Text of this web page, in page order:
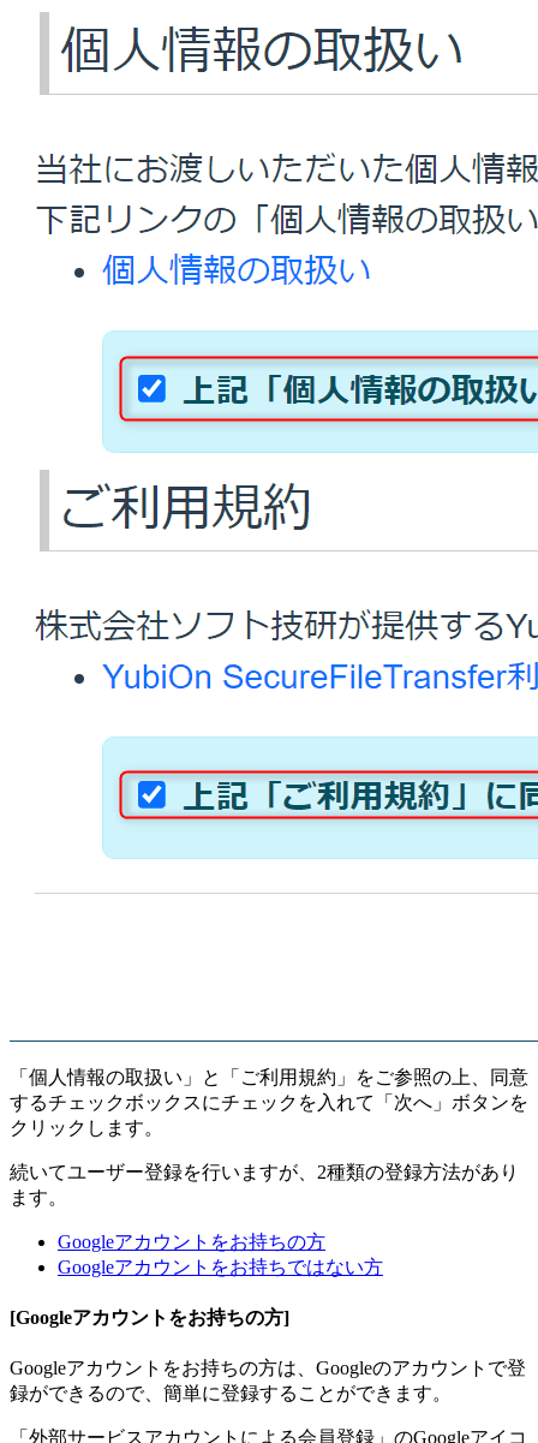
「個人情報の取扱い」と「ご利用規約」をご参照の上、同意
するチェックボックスにチェックを入れて「次へ」ボタンを
クリックします。
続いてユーザー登録を行いますが、2種類の登録方法があり
ます。
Googleアカウントをお持ちの方
Googleアカウントをお持ちではない方
[Googleアカウントをお持ちの方]
Googleアカウントをお持ちの方は、Googleのアカウントで登
録ができるので、簡単に登録することができます。
「外部サービスアカウントによる会員登録」のGoogleアイコ